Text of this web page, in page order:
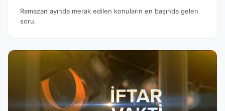
Ramazan ayında merak edilen konuların en başında gelen
soru.